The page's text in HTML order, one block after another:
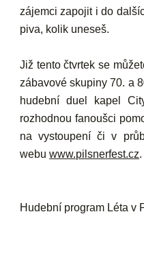
zájemci zapojit i do
piva, kolik uneseš.
Již tento čtvrtek se
zábavové skupiny 70. a
hudební duel kapel
rozhodnou fanoušci
na vystoupení či v
webuwww.pilsnerfest.cz.
Hudební program Léta v